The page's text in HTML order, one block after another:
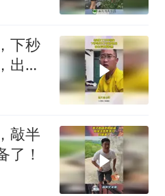
下秒
出去
敲半
了！